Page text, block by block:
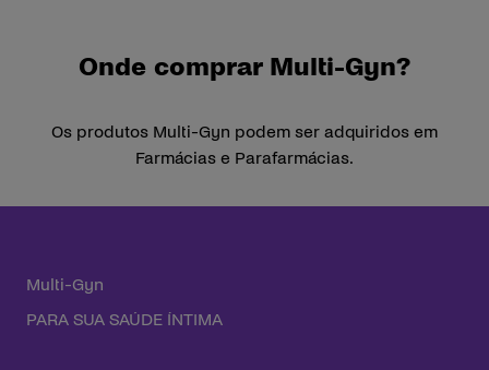
Onde comprar Multi-Gyn?
Os produtos Multi-Gyn podem ser adquiridos em
Farmácias e Parafarmácias.
Multi-Gyn
PARA SUA SAÚDE ÍNTIMA